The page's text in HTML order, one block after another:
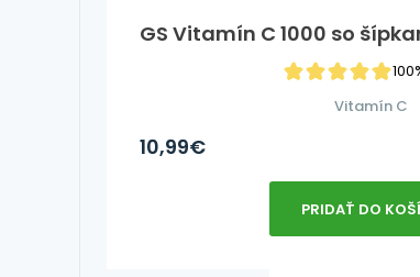
GS Vitamín C 1000 so
Vitamín C
10,99€
PRIDAŤ DO